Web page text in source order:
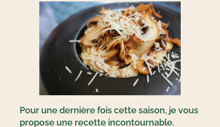
Pour une dernière fois cette saison, je vous
propose une recette incontournable.